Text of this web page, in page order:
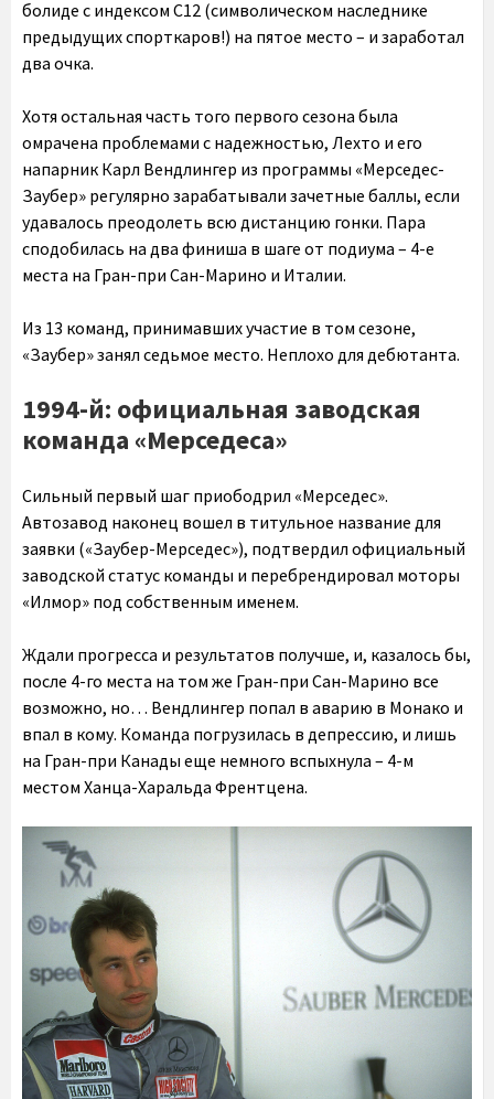
болиде с индексом C12 (символическом наследнике
предыдущих спорткаров!) на пятое место – и заработал
два очка.
Хотя остальная часть того первого сезона была
омрачена проблемами с надежностью, Лехто и его
напарник Карл Вендлингер из программы «Мерседес-
Заубер» регулярно зарабатывали зачетные баллы, если
удавалось преодолеть всю дистанцию гонки. Пара
сподобилась на два финиша в шаге от подиума – 4-е
места на Гран-при Сан-Марино и Италии.
Из 13 команд, принимавших участие в том сезоне,
«Заубер» занял седьмое место. Неплохо для дебютанта.
1994-й: официальная заводская
команда «Мерседеса»
Сильный первый шаг приободрил «Мерседес».
Автозавод наконец вошел в титульное название для
заявки («Заубер-Мерседес»), подтвердил официальный
заводской статус команды и перебрендировал моторы
«Илмор» под собственным именем.
Ждали прогресса и результатов получше, и, казалось бы,
после 4-го места на том же Гран-при Сан-Марино все
возможно, но… Вендлингер попал в аварию в Монако и
впал в кому. Команда погрузилась в депрессию, и лишь
на Гран-при Канады еще немного вспыхнула – 4-м
местом Ханца-Харальда Френтцена.